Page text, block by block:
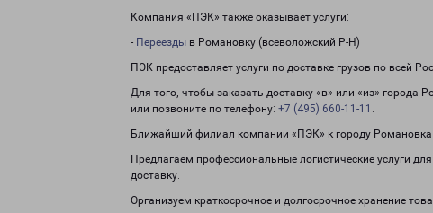
Компания «ПЭК» также оказывает услуги:
- Переезды в Романовку (всеволожский Р-Н)
ПЭК предоставляет услуги по доставке грузов по всей
Для того, чтобы заказать доставку «в» или «из» города
или позвоните по телефону: +7 (495) 660-11-11 .
Ближайший филиал компании «ПЭК» к городу Романовка
Предлагаем профессиональные логистические услуги
доставку.
Организуем краткосрочное и долгосрочное хранение